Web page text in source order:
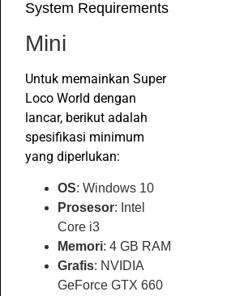
System Requirements
Mini
Untuk memainkan Super
Loco World dengan
lancar, berikut adalah
spesifikasi minimum
yang diperlukan:
OS: Windows 10
Prosesor: Intel
Core i3
Memori: 4 GB RAM
Grafis: NVIDIA
GeForce GTX 660